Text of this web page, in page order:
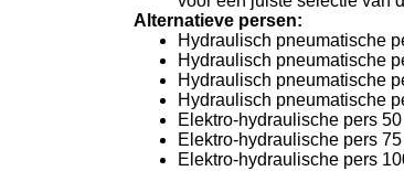
Alternatieve persen:
Hydraulisch pneumatische
Hydraulisch pneumatische
Hydraulisch pneumatische
Hydraulisch pneumatische
Elektro-hydraulische pers
Elektro-hydraulische pers
Elektro-hydraulische pers